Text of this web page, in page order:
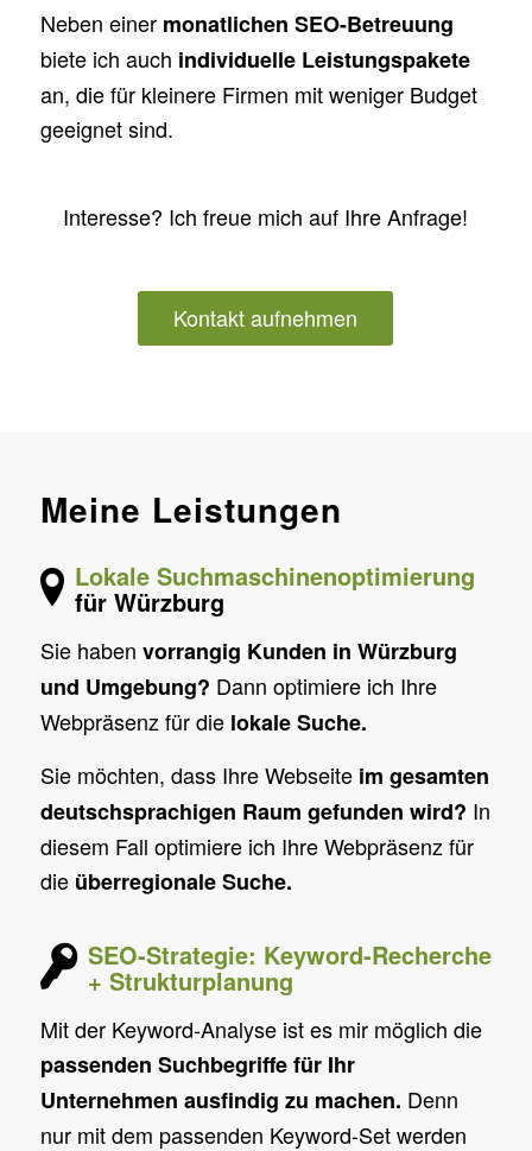
Neben einer monatlichen SEO-Betreuung
biete ich auch individuelle Leistungspakete
an, die für kleinere Firmen mit weniger Budget
geeignet sind.
Interesse? Ich freue mich auf Ihre Anfrage!
Kontakt aufnehmen
Meine Leistungen
Lokale Suchmaschinenoptimierung
für Würzburg
Sie haben vorrangig Kunden in Würzburg
und Umgebung? Dann optimiere ich Ihre
Webpräsenz für dielokale Suche.
Sie möchten, dass Ihre Webseite im gesamten
deutschsprachigen Raum gefunden wird? In
diesem Fall optimiere ich Ihre Webpräsenz für
die überregionale Suche.
SEO-Strategie: Keyword-Recherche
+ Strukturplanung
Mit der Keyword-Analyse ist es mir möglich die
passenden Suchbegriffe für Ihr
Unternehmen ausfindig zu machen. Denn
nur mit dem passenden Keyword-Set werden